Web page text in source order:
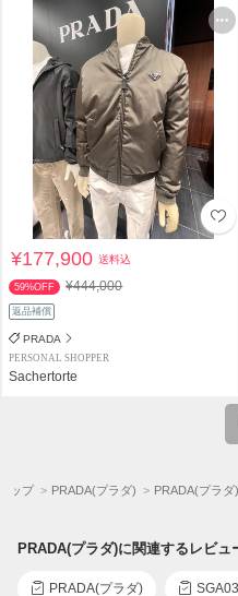
¥177,900送料込
59%OFF ¥444,000
返品補償
PRADA
PERSONAL SHOPPER
Sachertorte
ップ PRADA(プラダ) PRADA(プラダ
PRADA(プラダ)に関連するレビュ
PRADA(プラダ)